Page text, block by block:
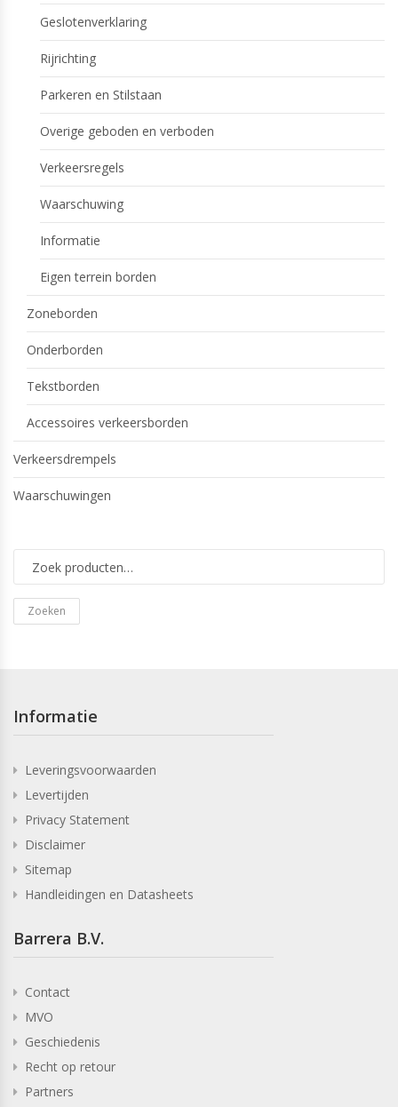
Geslotenverklaring
Rijrichting
Parkeren en Stilstaan
Overige geboden en verboden
Verkeersregels
Waarschuwing
Informatie
Eigen terrein borden
Zoneborden
Onderborden
Tekstborden
Accessoires verkeersborden
Verkeersdrempels
Waarschuwingen
Zoeken
Informatie
Leveringsvoorwaarden
Levertijden
Privacy Statement
Disclaimer
Sitemap
Handleidingen en Datasheets
Barrera B.V.
Contact
MVO
Geschiedenis
Recht op retour
Partners